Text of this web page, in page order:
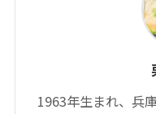
1963年生まれ、兵